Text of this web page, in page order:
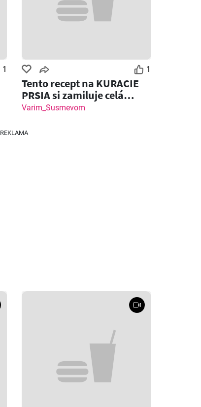
1 1
Tento recept na KURACIE
PRSIA si zamiluje celá
rodina!
Varim_Susmevom
REKLAMA